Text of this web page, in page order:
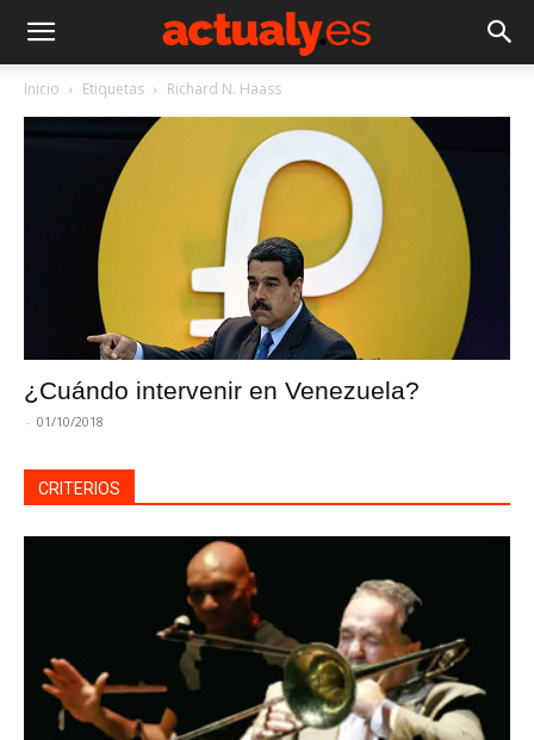
Inicio Etiquetas Richard N. Haass
¿Cuándo intervenir en Venezuela?
- 01/10/2018
CRITERIOS